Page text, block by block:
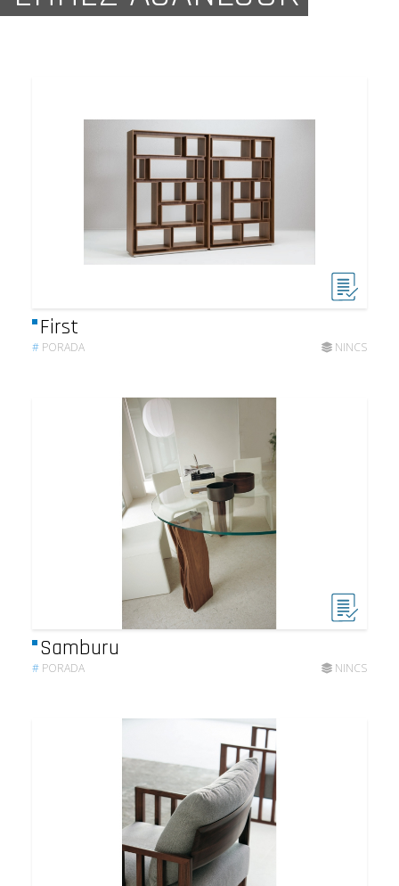
First
# PORADA NINCS
Samburu
# PORADA NINCS